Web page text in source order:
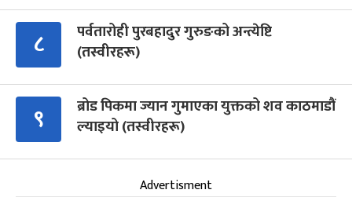
८
पर्वतारोही पुरबहादुर गुरुङको अन्त्येष्टि
(तस्वीरहरू)
९
ब्रोड पिकमा ज्यान गुमाएका युक्तको शव काठमाडौं
ल्याइयो (तस्वीरहरू)
Advertisment